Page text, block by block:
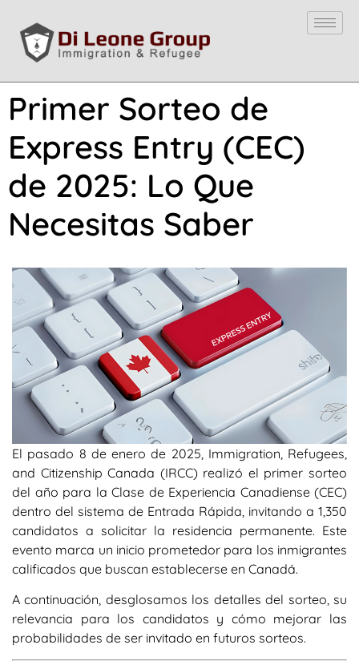
Primer Sorteo de
Express Entry (CEC)
de 2025: Lo Que
Necesitas Saber
El pasado 8 de enero de 2025, Immigration, Refugees,
and Citizenship Canada (IRCC) realizó el primer sorteo
del año para la Clase de Experiencia Canadiense (CEC)
dentro del sistema de Entrada Rápida, invitando a 1,350
candidatos a solicitar la residencia permanente. Este
evento marca un inicio prometedor para los inmigrantes
calificados que buscan establecerse en Canadá.
A continuación, desglosamos los detalles del sorteo, su
relevancia para los candidatos y cómo mejorar las
probabilidades de ser invitado en futuros sorteos.